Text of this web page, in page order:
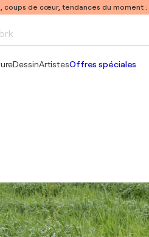
coups de cœur, tendances du moment :
DessinArtistesOffres spéciales